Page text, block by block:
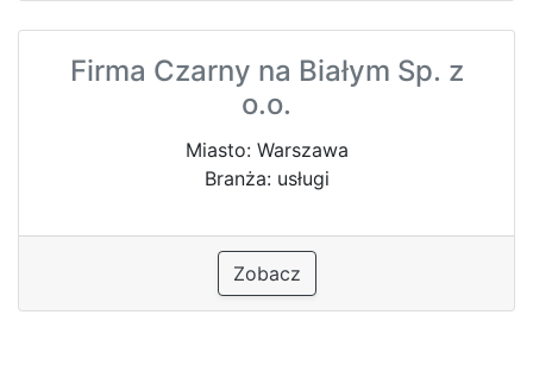
Firma Czarny na Białym Sp. z
o.o.
Miasto: Warszawa
Branża: usługi
Zobacz